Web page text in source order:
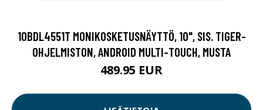
10BDL4551T MONIKOSKETUSNÄYTTÖ, 10", SIS. TIGER-
OHJELMISTON, ANDROID MULTI-TOUCH, MUSTA
489.95 EUR